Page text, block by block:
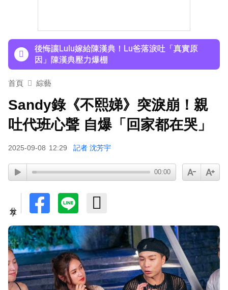
後悔讓Lulu嫁給陳漢典！Lu爸落淚吐「真實原
因」陳漢典壓力爆棚
下載東森App，隨時掌握天下大小事！
曾號召反女權集會！36歲網紅陳屍住處 死因待查
首頁 綜藝
Sandy錄《不熙娣》突淚崩！親
吐代班心聲 自爆「回家都在哭」
2025-09-08 12:29 記者 沈芳宇
00:00